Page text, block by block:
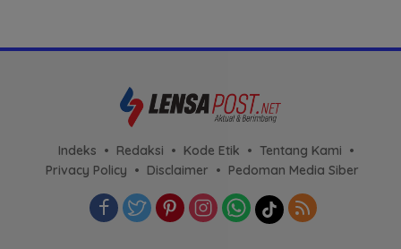
Indeks Redaksi Kode Etik
Tentang Kami
Privacy Policy
Disclaimer Pedoman Media Siber